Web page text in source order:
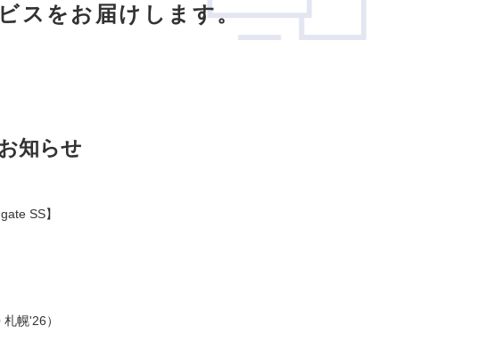
スをお届けします。
知らせ
SS】
幌'26）